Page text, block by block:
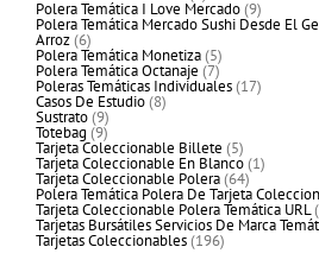
productos
Polera Temática I Love Mercado 99
productos
Polera Temática Mercado Sushi Desde El
Arroz 66
productos
Polera Temática Monetiza 55
productos
Polera Temática Octanaje 77
productos
Poleras Temáticas Individuales 1717
productos
Casos De Estudio 88
productos
Sustrato 99
productos
Totebag 99
productos
Tarjeta Coleccionable Billete 55
productos
Tarjeta Coleccionable En Blanco 11
producto
Tarjeta Coleccionable Polera 6464
productos
Polera Temática Polera De Tarjeta
Tarjeta Coleccionable Polera Temática URL
Tarjetas Bursátiles Servicios De Marca
Tarjetas Coleccionables 196196
productos